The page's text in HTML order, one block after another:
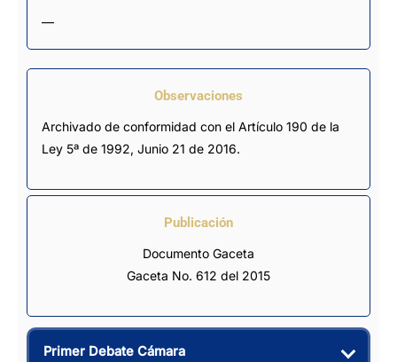
—
Observaciones
Archivado de conformidad con el Artículo 190 de la
Ley 5ª de 1992, Junio 21 de 2016.
Publicación
Documento Gaceta
Gaceta No. 612 del 2015
Primer Debate Cámara